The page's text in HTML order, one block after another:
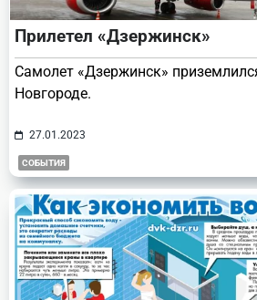
Прилетел «Дзержинск»
Самолет «Дзержинск»
Новгороде.
27.01.2023
СОБЫТИЯ